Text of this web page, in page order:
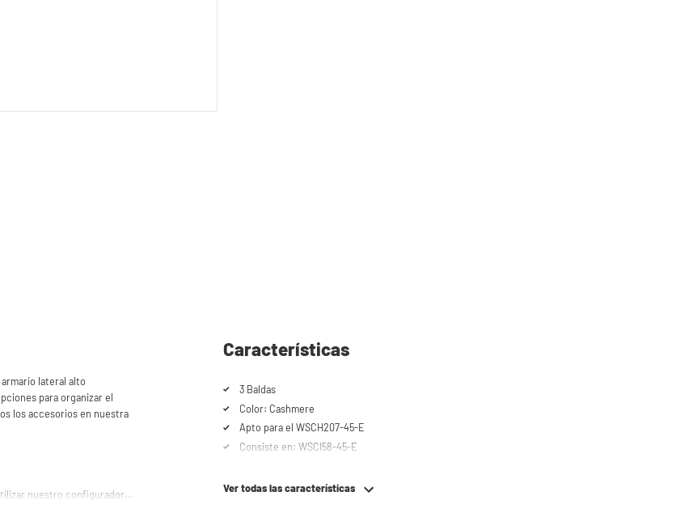
lateral alto
para organizar el
los accesorios en nuestra
nuestro configurador.
Características
3 Baldas
Color: Cashmere
Apto para el WSCH207-45-E
Consiste en: WSCI58-45-E
Ver todas las características